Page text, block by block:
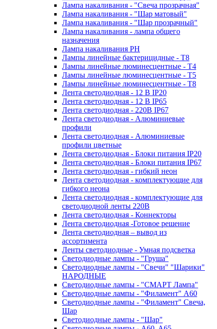
Лампа накаливания - "Свеча прозрачная"
Лампа накаливания - "Шар матовый"
Лампа накаливания - "Шар прозрачный"
Лампа накаливания - лампа общего
назначения
Лампа накаливания РН
Лампы линейные бактерицидные - Т8
Лампы линейные люминесцентные - Т4
Лампы линейные люминесцентные - Т5
Лампы линейные люминесцентные - Т8
Лента светодиодная - 12 В IP20
Лента светодиодная - 12 В IP65
Лента светодиодная - 220В IP67
Лента светодиодная - Алюминиевые
профили
Лента светодиодная - Алюминиевые
профили цветные
Лента светодиодная - Блоки питания IP20
Лента светодиодная - Блоки питания IP67
Лента светодиодная - гибкий неон
Лента светодиодная - комплектующие для
гибкого неона
Лента светодиодная - комплектующие для
светодиодной ленты 220В
Лента светодиодная - Коннекторы
Лента светодиодная -Готовое решение
Лента светодиодная – вывод из
ассортимента
Ленты светодиодные - Умная подсветка
Светодиодные лампы - "Груша"
Светодиодные лампы - "Свечи" "Шарики"
НАРОДНЫЕ
Светодиодные лампы - "СМАРТ Лампа"
Светодиодные лампы - "Филамент" A60
Светодиодные лампы - "Филамент" Свеча,
Шар
Светодиодные лампы - "Шар"